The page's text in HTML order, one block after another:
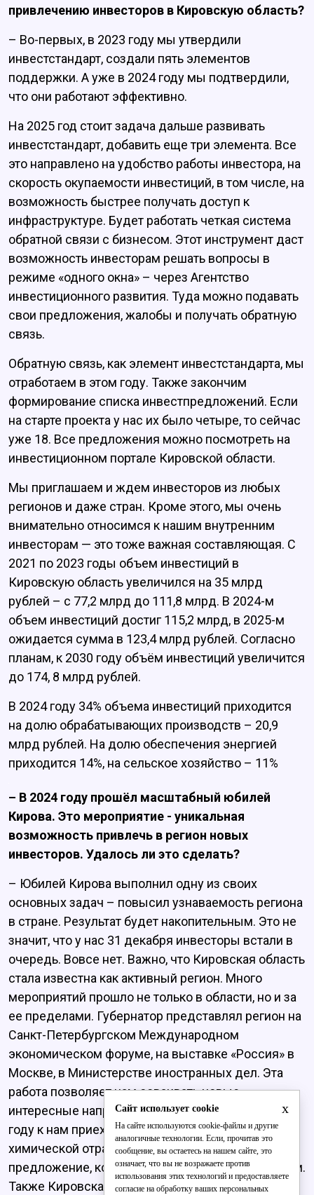
привлечению инвесторов в Кировскую область?
– Во-первых, в 2023 году мы утвердили
инвестстандарт, создали пять элементов
поддержки. А уже в 2024 году мы подтвердили,
что они работают эффективно.
На 2025 год стоит задача дальше развивать
инвестстандарт, добавить еще три элемента. Все
это направлено на удобство работы инвестора, на
скорость окупаемости инвестиций, в том числе, на
возможность быстрее получать доступ к
инфраструктуре. Будет работать четкая система
обратной связи с бизнесом. Этот инструмент даст
возможность инвесторам решать вопросы в
режиме «одного окна» – через Агентство
инвестиционного развития. Туда можно подавать
свои предложения, жалобы и получать обратную
связь.
Обратную связь, как элемент инвестстандарта, мы
отработаем в этом году. Также закончим
формирование списка инвестпредложений. Если
на старте проекта у нас их было четыре, то сейчас
уже 18. Все предложения можно посмотреть на
инвестиционном портале Кировской области.
Мы приглашаем и ждем инвесторов из любых
регионов и даже стран. Кроме этого, мы очень
внимательно относимся к нашим внутренним
инвесторам — это тоже важная составляющая. С
2021 по 2023 годы объем инвестиций в
Кировскую область увеличился на 35 млрд
рублей – с 77,2 млрд до 111,8 млрд. В 2024-м
объем инвестиций достиг 115,2 млрд, в 2025-м
ожидается сумма в 123,4 млрд рублей. Согласно
планам, к 2030 году объём инвестиций увеличится
до 174, 8 млрд рублей.
В 2024 году 34% объема инвестиций приходится
на долю обрабатывающих производств – 20,9
млрд рублей. На долю обеспечения энергией
приходится 14%, на сельское хозяйство – 11%
– В 2024 году прошёл масштабный юбилей
Кирова. Это мероприятие - уникальная
возможность привлечь в регион новых
инвесторов. Удалось ли это сделать?
– Юбилей Кирова выполнил одну из своих
основных задач – повысил узнаваемость региона
в стране. Результат будет накопительным. Это не
значит, что у нас 31 декабря инвесторы встали в
очередь. Вовсе нет. Важно, что Кировская область
стала известна как активный регион. Много
мероприятий прошло не только в области, но и за
ее пределами. Губернатор представлял регион на
Санкт-Петербургском Международном
экономическом форуме, на выставке «Россия» в
Москве, в Министерстве иностранных дел. Эта
работа позволяет нам осваивать новые
интересные направления. Например, уже в этом
году к нам приехали коллеги по развитию
химической отрасли. У них есть конкретное
предложение, которое мы сейчас прорабатываем.
Также Кировская область встала в единый строй
x
Сайт использует cookie
На сайте используются cookie-файлы и другие
аналогичные технологии. Если, прочитав это
сообщение, вы остаетесь на нашем сайте, это
означает, что вы не возражаете против
использования этих технологий и предоставляете
согласие на обработку ваших персональных